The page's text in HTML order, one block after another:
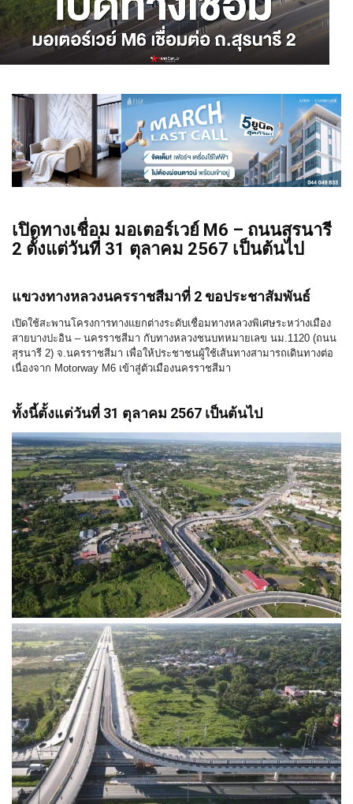
เปิดทางเชื่อม มอเตอร์เวย์ M6 – ถนนสุรนารี
2 ตั้งแต่วันที่ 31 ตุลาคม 2567 เป็นต้นไป
แขวงทางหลวงนครราชสีมาที่ 2 ขอประชาสัมพันธ์
เปิดใช้สะพานโครงการทางแยกต่างระดับเชื่อมทางหลวงพิเศษระหว่างเมือง
สายบางปะอิน – นครราชสีมา กับทางหลวงชนบทหมายเลข นม.1120 (ถนน
สุรนารี 2) จ.นครราชสีมา เพื่อให้ประชาชนผู้ใช้เส้นทางสามารถเดินทางต่อ
เนื่องจาก Motorway M6 เข้าสู่ตัวเมืองนครราชสีมา
ทั้งนี้ตั้งแต่วันที่ 31 ตุลาคม 2567 เป็นต้นไป